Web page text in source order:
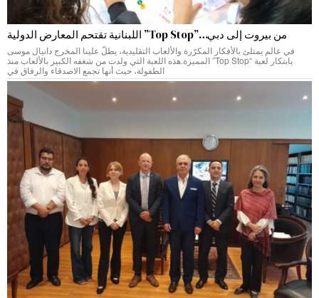
من بيروت إلى دبي…”Top Stop” اللبنانية تقتحم المعارض الدولية
في عالم يمتلئ بالأفكار المكرّرة والألعاب التقليدية، يطلّ علينا المخرج دانيال موسى
بابتكار لعبة “Top Stop” المميزة.هذه اللعبة التي ولدت من شغفه الكبير بالألعاب منذ
الطفولة، حيث أنها تجمع الاصدقاء والرفاق في